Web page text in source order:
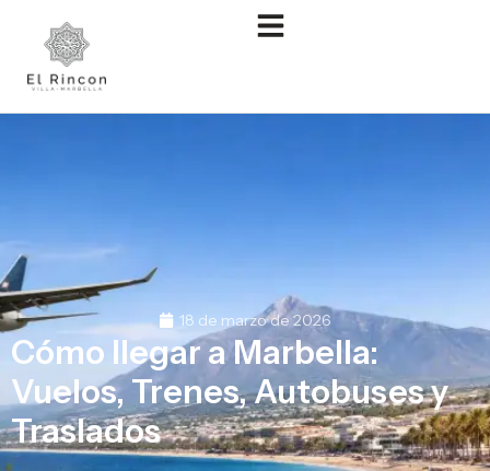
18 de marzo de 2026
Cómo llegar a Marbella:
Vuelos, Trenes, Autobuses y
Traslados